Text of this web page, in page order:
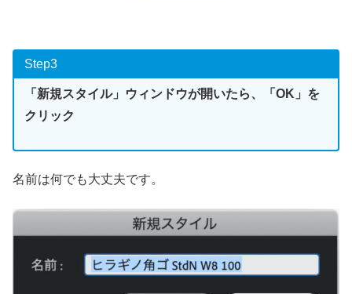
Step3
「新規スタイル」ウィンドウが開いたら、「OK」を
クリック
名前は何でも大丈夫です。